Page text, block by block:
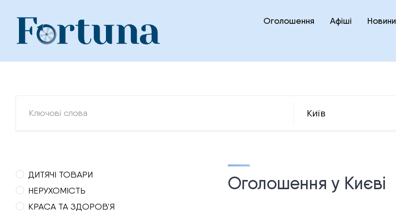
content
Оголошення Афіші Новини
ДИТЯЧІ ТОВАРИ
НЕРУХОМІСТЬ
КРАСА ТА ЗДОРОВ'Я
Оголошення у Києві